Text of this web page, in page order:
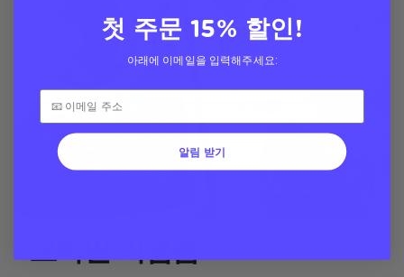
모바일 기념품
첫 주문 15% 할인!
아래에 이메일을 입력해주세요:
알림 받기